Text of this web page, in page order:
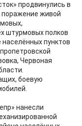
продвинулись в
поражение живой
штурмовых полков
пунктов
Червоная
боевую
нанесли